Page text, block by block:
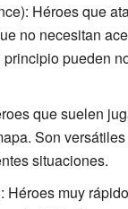
Héroes que
no necesitan
pueden
que suelen
Son
situaciones.
Héroes muy